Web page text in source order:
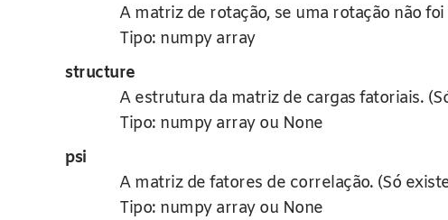
A matriz de rotação, se uma rotação não
Tipo: numpy array
structure
A estrutura da matriz de cargas fatoriais.
Tipo: numpy array ou None
psi
A matriz de fatores de correlação. (Só
Tipo: numpy array ou None